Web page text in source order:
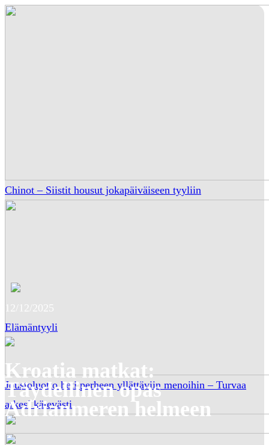
Chinot – Siistit housut jokapäiväiseen tyyliin
Joustoluotto heti perheen yllättäviin menoihin – Turvaa
arkesi kätevästi
12/12/2025
Elämäntyyli
Kroatia matkat:
Täydellinen opas
Adrianmeren helmeen